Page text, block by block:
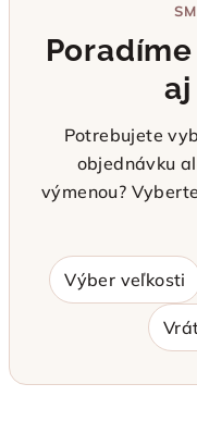
Potrebujete
objednávku
výmenou?
Výber veľkosti